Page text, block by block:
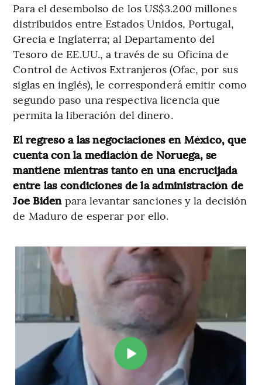
Para el desembolso de los US$3.200 millones
distribuidos entre Estados Unidos, Portugal,
Grecia e Inglaterra; al Departamento del
Tesoro de EE.UU., a través de su Oficina de
Control de Activos Extranjeros (Ofac, por sus
siglas en inglés), le corresponderá emitir como
segundo paso una respectiva licencia que
permita la liberación del dinero.
El regreso a las negociaciones en México, que
cuenta con la mediación de Noruega, se
mantiene mientras tanto en una encrucijada
entre las condiciones de la administración de
Joe Biden para levantar sanciones y la decisión
de Maduro de esperar por ello.